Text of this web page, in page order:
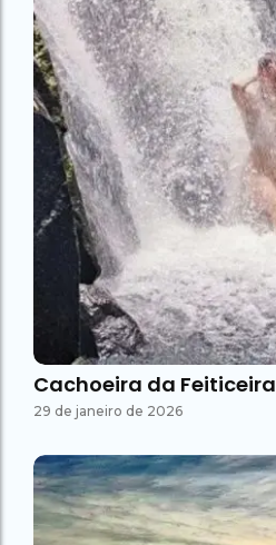
Cachoeira da Feiticeira
29 de janeiro de 2026